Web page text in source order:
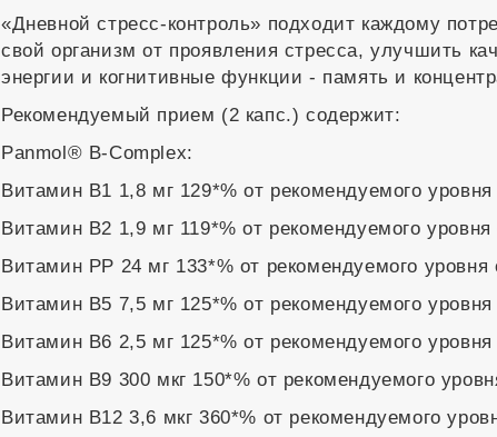
«Дневной стресс-контроль» подходит каждому
свой организм от проявления стресса, улучшить
энергии и когнитивные функции - память и
Рекомендуемый прием (2 капс.) содержит:
Panmol® B-Complex:
Витамин В1 1,8 мг 129*% от рекомендуемого уровня
Витамин В2 1,9 мг 119*% от рекомендуемого уровня
Витамин РР 24 мг 133*% от рекомендуемого уровня
Витамин В5 7,5 мг 125*% от рекомендуемого уровня
Витамин В6 2,5 мг 125*% от рекомендуемого уровня
Витамин В9 300 мкг 150*% от рекомендуемого
Витамин В12 3,6 мкг 360*% от рекомендуемого